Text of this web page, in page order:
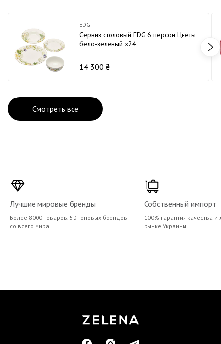
EDG
Сервиз столовый EDG 6 персон Цветы
бело-зеленый х24
14 300 ₴
Смотреть все
Лучшие мировые бренды
Более 8000 товаров. 50 топовых брендов
со всего мира
Собственный импорт
100% гарантия качества
рынке Украины